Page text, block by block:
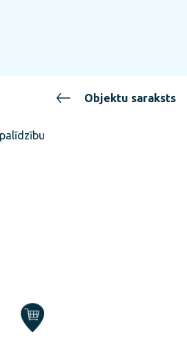
Objektu saraksts